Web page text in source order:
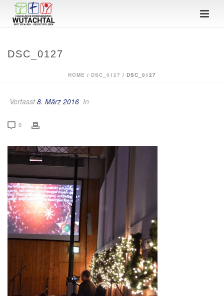
DSC_0127
HOME / DSC_0127 / DSC_0127
Verfasst8. März 2016 In
0